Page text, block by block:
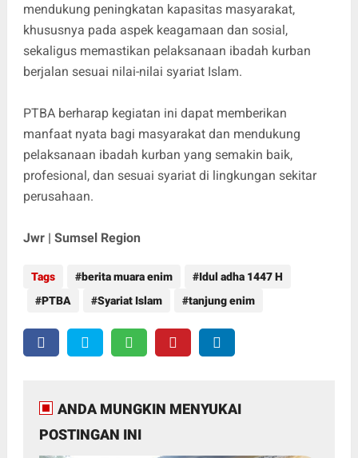
mendukung peningkatan kapasitas masyarakat,
khususnya pada aspek keagamaan dan sosial,
sekaligus memastikan pelaksanaan ibadah kurban
berjalan sesuai nilai-nilai syariat Islam.
PTBA berharap kegiatan ini dapat memberikan
manfaat nyata bagi masyarakat dan mendukung
pelaksanaan ibadah kurban yang semakin baik,
profesional, dan sesuai syariat di lingkungan sekitar
perusahaan.
Jwr | Sumsel Region
Tags berita muara enim
Idul adha 1447 H
PTBA
Syariat Islam tanjung enim
ANDA MUNGKIN MENYUKAI
POSTINGAN INI